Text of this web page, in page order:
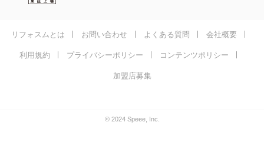
リフォスムとは お問い合わせ よくある質問 会社概要
利用規約 プライバシーポリシー コンテンツポリシー
加盟店募集
© 2024 Speee, Inc.